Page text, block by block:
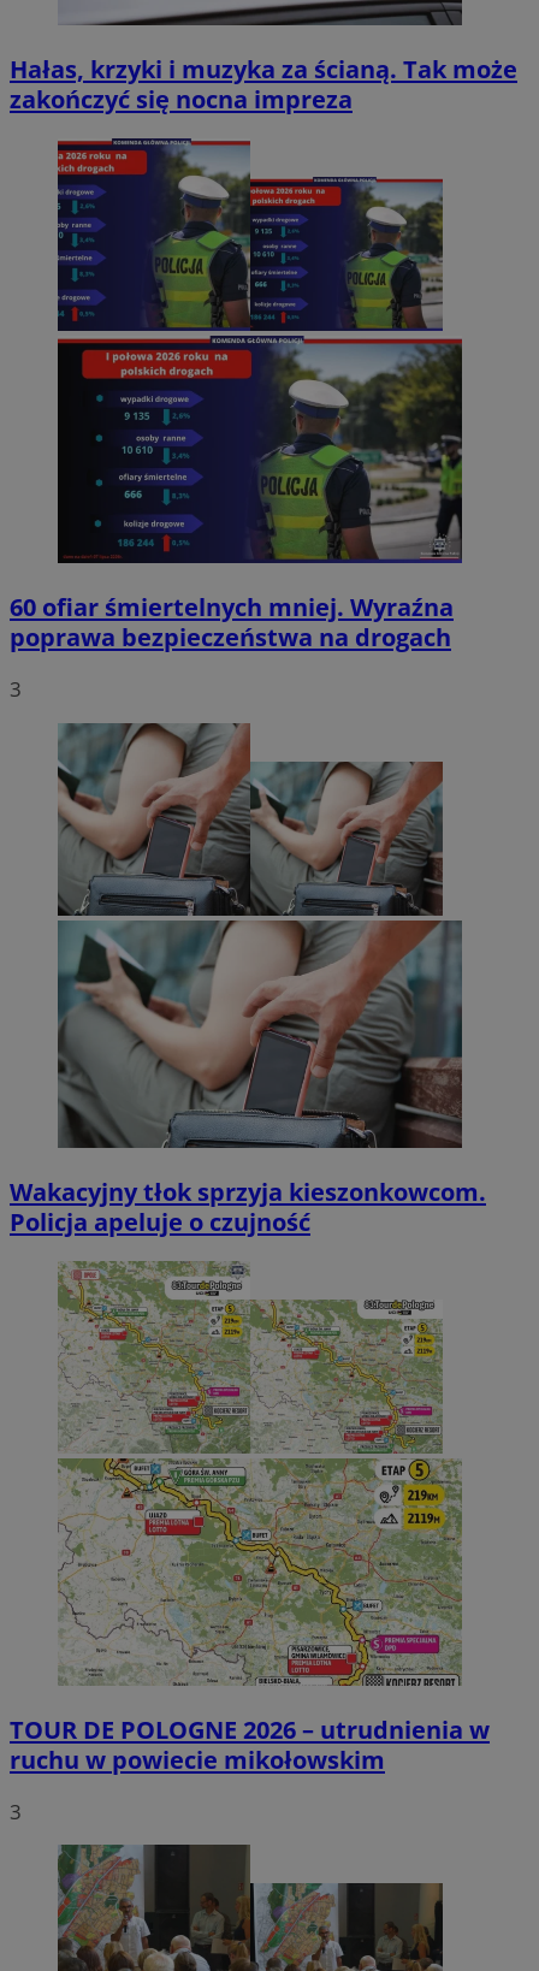
Hałas, krzyki i muzyka za ścianą. Tak może
zakończyć się nocna impreza
60 ofiar śmiertelnych mniej. Wyraźna
poprawa bezpieczeństwa na drogach
3
Wakacyjny tłok sprzyja kieszonkowcom.
Policja apeluje o czujność
TOUR DE POLOGNE 2026 – utrudnienia w
ruchu w powiecie mikołowskim
3